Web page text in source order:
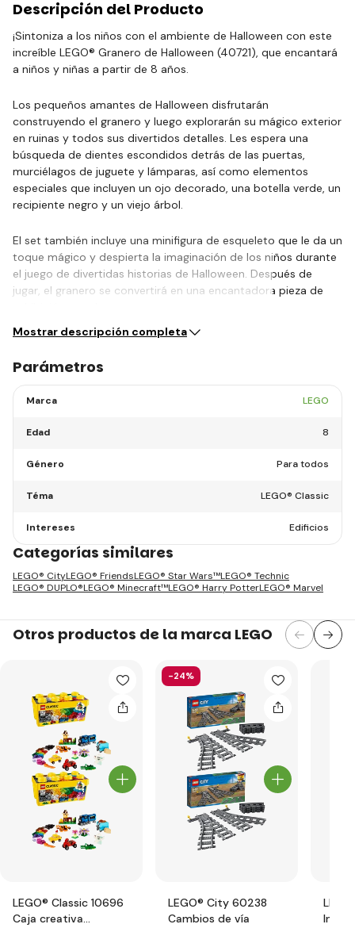
Descripción del Producto
¡Sintoniza a los niños con el ambiente de Halloween con este
increíble LEGO® Granero de Halloween (40721), que encantará
a niños y niñas a partir de 8 años.
Los pequeños amantes de Halloween disfrutarán
construyendo el granero y luego explorarán su mágico exterior
en ruinas y todos sus divertidos detalles. Les espera una
búsqueda de dientes escondidos detrás de las puertas,
murciélagos de juguete y lámparas, así como elementos
especiales que incluyen un ojo decorado, una botella verde, un
recipiente negro y un viejo árbol.
El set también incluye una minifigura de esqueleto que le da un
toque mágico y despierta la imaginación de los niños durante
el juego de divertidas historias de Halloween. Después de
jugar, el granero se convertirá en una encantadora pieza de
Mostrar descripción completa
Parámetros
Marca LEGO
Edad 8
Género Para todos
Téma LEGO® Classic
Intereses Edificios
Categorías similares
LEGO® CityLEGO® FriendsLEGO® Star Wars™LEGO® Technic
LEGO® DUPLO®LEGO® Minecraft™LEGO® Harry PotterLEGO® Marvel
Otros productos de la marca LEGO
LEGO® Classic 10696
Caja creativa
-24%
LEGO® City 60238
Cambios de vía